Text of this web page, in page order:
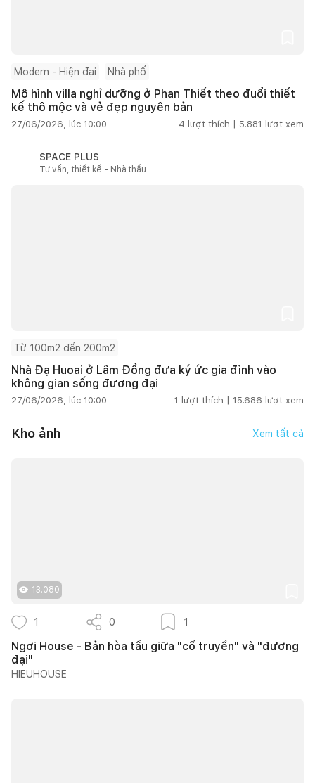
Modern - Hiện đại Nhà phố
Mô hình villa nghỉ dưỡng ở Phan Thiết theo đuổi thiết
kế thô mộc và vẻ đẹp nguyên bản
27/06/2026, lúc 10:00 4 lượt thích | 5.881 lượt xem
SPACE PLUS
Tư vấn, thiết kế - Nhà thầu
Từ 100m2 đến 200m2
Nhà Đạ Huoai ở Lâm Đồng đưa ký ức gia đình vào
không gian sống đương đại
27/06/2026, lúc 10:00 1 lượt thích | 15.686 lượt xem
Kho ảnh Xem tất cả
13.080
1 0 1
Ngơi House - Bản hòa tấu giữa "cổ truyền" và "đương
đại"
HIEUHOUSE